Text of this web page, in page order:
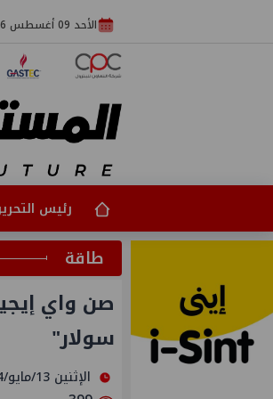
الأحد 09 أغسطس 2026 الموافق 26 صفر 1448
رئيس
طاقة
صن واي
سولار"
الإثنين 13/مايو/2024 - 07:33 ص